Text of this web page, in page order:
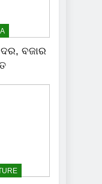
ବଜାର